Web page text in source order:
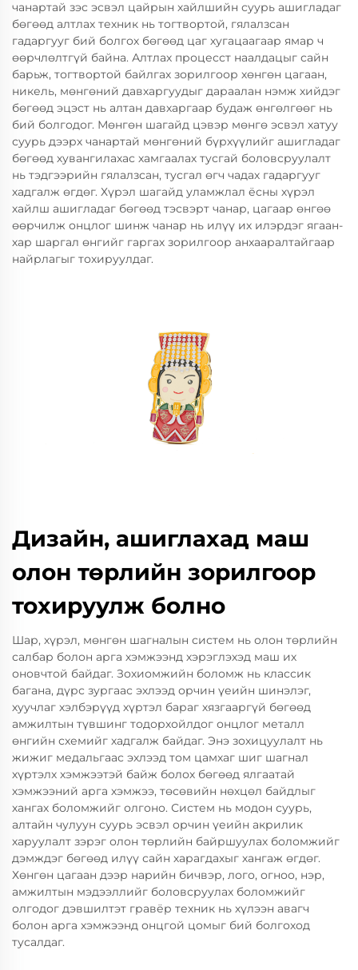
чанартай зэс эсвэл цайрын хайлшийн суурь ашигладаг
бөгөөд алтлах техник нь тогтвортой, гялалзсан
гадаргууг бий болгох бөгөөд цаг хугацаагаар ямар ч
өөрчлөлтгүй байна. Алтлах процесст наалдацыг сайн
барьж, тогтвортой байлгах зорилгоор хөнгөн цагаан,
никель, мөнгөний давхаргуудыг дараалан нэмж хийдэг
бөгөөд эцэст нь алтан давхаргаар будаж өнгөлгөөг нь
бий болгодог. Мөнгөн шагайд цэвэр мөнгө эсвэл хатуу
суурь дээрх чанартай мөнгөний бүрхүүлийг ашигладаг
бөгөөд хувангилахас хамгаалах тусгай боловсруулалт
нь тэдгээрийн гялалзсан, тусгал өгч чадах гадаргууг
хадгалж өгдөг. Хүрэл шагайд уламжлал ёсны хүрэл
хайлш ашигладаг бөгөөд тэсвэрт чанар, цагаар өнгөө
өөрчилж онцлог шинж чанар нь илүү их илэрдэг ягаан-
хар шаргал өнгийг гаргах зорилгоор анхааралтайгаар
найрлагыг тохируулдаг.
Дизайн, ашиглахад маш
олон төрлийн зорилгоор
тохируулж болно
Шар, хүрэл, мөнгөн шагналын систем нь олон төрлийн
салбар болон арга хэмжээнд хэрэглэхэд маш их
оновчтой байдаг. Зохиомжийн боломж нь классик
багана, дүрс зургаас эхлээд орчин үеийн шинэлэг,
хуучлаг хэлбэрүүд хүртэл бараг хязгааргүй бөгөөд
амжилтын түвшинг тодорхойлдог онцлог металл
өнгийн схемийг хадгалж байдаг. Энэ зохицуулалт нь
жижиг медальгаас эхлээд том цамхаг шиг шагнал
хүртэлх хэмжээтэй байж болох бөгөөд ялгаатай
хэмжээний арга хэмжээ, төсөвийн нөхцөл байдлыг
хангах боломжийг олгоно. Систем нь модон суурь,
алтайн чулуун суурь эсвэл орчин үеийн акрилик
харуулалт зэрэг олон төрлийн байршуулах боломжийг
дэмждэг бөгөөд илүү сайн харагдахыг хангаж өгдөг.
Хөнгөн цагаан дээр нарийн бичвэр, лого, огноо, нэр,
амжилтын мэдээллийг боловсруулах боломжийг
олгодог дэвшилтэт гравёр техник нь хүлээн авагч
болон арга хэмжээнд онцгой цомыг бий болгоход
тусалдаг.